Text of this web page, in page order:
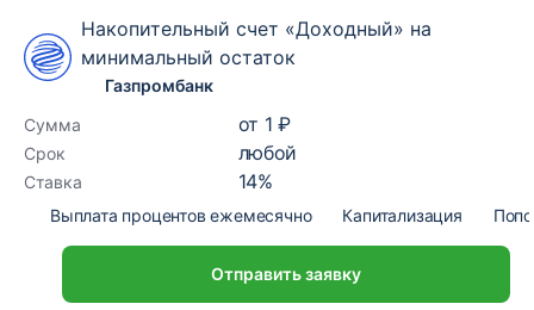
Накопительный счет «Доходный» на
минимальный остаток
Газпромбанк
Сумма
от 1 ₽
Срок любой
Ставка 14%
Выплата процентов ежемесячно Капитализация
Отправить заявку